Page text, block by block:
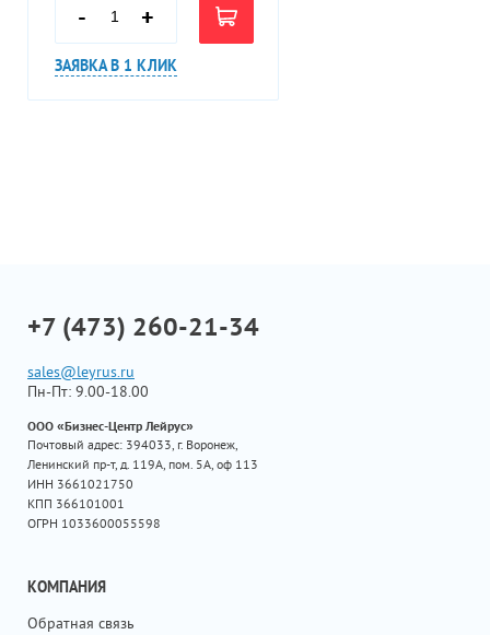
- +
ЗАЯВКА В 1 КЛИК
+7 (473) 260-21-34
sales@leyrus.ru
Пн-Пт: 9.00-18.00
ООО «Бизнес-Центр Лейрус»
Почтовый адрес: 394033, г. Воронеж,
Ленинский пр-т, д. 119А, пом. 5А, оф 113
ИНН 3661021750
КПП 366101001
ОГРН 1033600055598
КОМПАНИЯ
Обратная связь